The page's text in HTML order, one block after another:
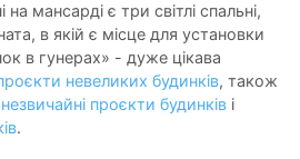
на мансарді є три світлі спальні,
в якій є місце для установки
в гунерах» - дуже цікава
невеликих будинків, також
незвичайні проєкти будинків і
.